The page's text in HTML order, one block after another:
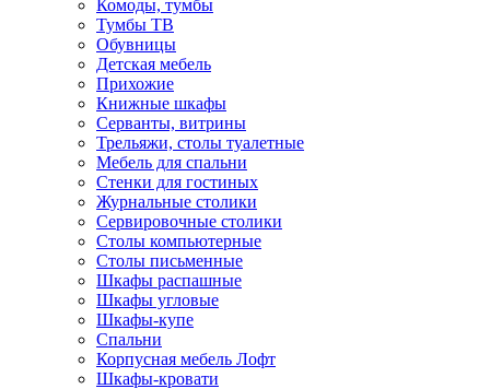
Комоды, тумбы
Тумбы ТВ
Обувницы
Детская мебель
Прихожие
Книжные шкафы
Серванты, витрины
Трельяжи, столы туалетные
Мебель для спальни
Стенки для гостиных
Журнальные столики
Сервировочные столики
Столы компьютерные
Столы письменные
Шкафы распашные
Шкафы угловые
Шкафы-купе
Спальни
Корпусная мебель Лофт
Шкафы-кровати